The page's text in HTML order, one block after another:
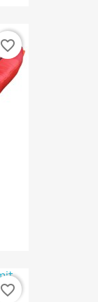
favorite_border
favorite_border